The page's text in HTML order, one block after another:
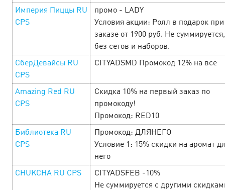
Started at Cityads the festival of the
most attractive offers dedicated to St.
Valentine's Day 10 February’25
You may not but fall in love as up to the end of February
special holiday conditions for everyone who is ready to love
profit! For you - offers with increased rates, promotions
LEARN MORE
Империя Пиццы RU
CPS
промо - LADY
Условия акции: Ролл в подарок при
заказе от 1900 руб. Не суммируется,
без сетов и наборов.
СберДевайсы RU
CPS
CITYADSMD Промокод 12% на все
Amazing Red RU
CPS
Скидка 10% на первый заказ по
промокоду!
Промокод: RED10
Библиотека RU
CPS
Промокод: ДЛЯНЕГО
Условие 1: 15% скидки на аромат
него
CHUKCHA RU CPS
CITYADSFEB -10%
Не суммируется с другими